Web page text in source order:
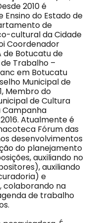
2010 é
Ensino do Estado de
de
cultural da Cidade
Coordenador
de Botucatu de
Trabalho –
em Botucatu
Municipal de
Membro do
de Cultura
Campanha
Atualmente é
Fórum das
desenvolvimentos
do planejamento
auxiliando no
auxiliando
e
colaborando na
de trabalho